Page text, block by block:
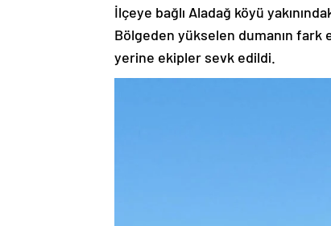
İlçeye bağlı Aladağ köyü
Bölgeden yükselen dumanın fark
yerine ekipler sevk edildi.